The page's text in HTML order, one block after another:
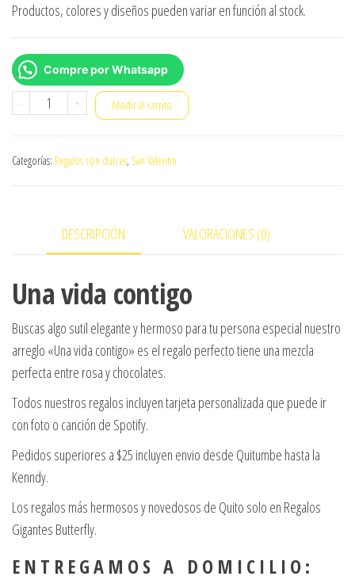
Productos, colores y diseños pueden variar en función al stock.
Compre por Whatsapp
-
Una
cantidad
+ Añadir al carrito
Categorías: Regalos con dulces, San Valentin
DESCRIPCIÓN VALORACIONES (0)
Una vida contigo
Buscas algo sutil elegante y hermoso para tu persona especial nuestro
arreglo «Una vida contigo» es el regalo perfecto tiene una mezcla
perfecta entre rosa y chocolates.
Todos nuestros regalos incluyen tarjeta personalizada que puede ir
con foto o canción de Spotify.
Pedidos superiores a $25 incluyen envio desde Quitumbe hasta la
Kenndy.
Los regalos más hermosos y novedosos de Quito solo en Regalos
Gigantes Butterfly.
E N T R E G A M O S A D O M I C I L I O :